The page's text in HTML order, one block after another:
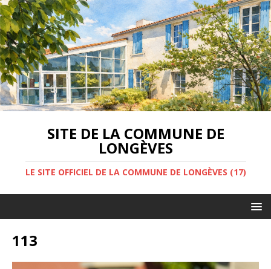
SITE DE LA COMMUNE DE
LONGÈVES
LE SITE OFFICIEL DE LA COMMUNE DE LONGÈVES (17)
113